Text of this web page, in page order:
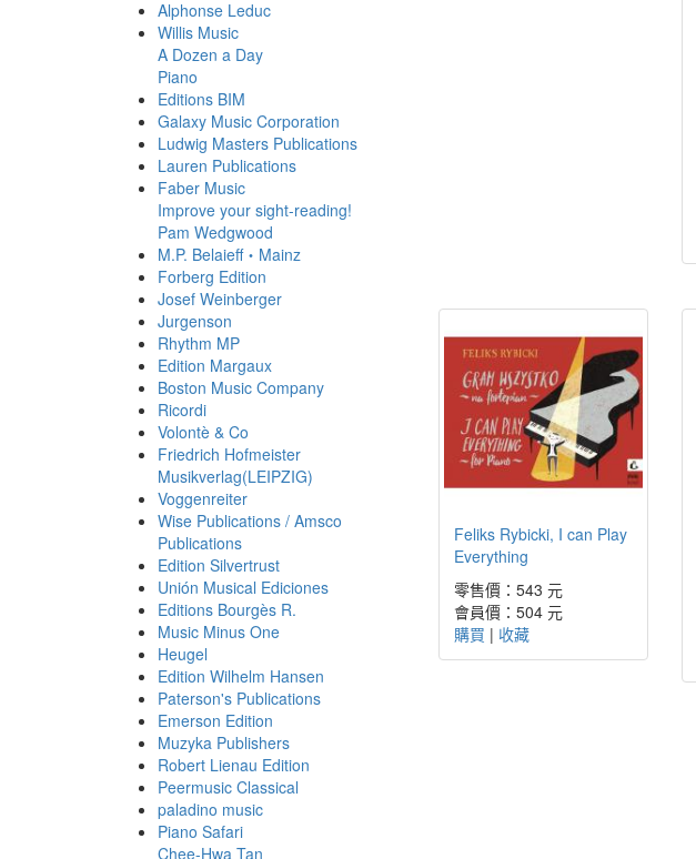
Alphonse Leduc
Willis Music
A Dozen a Day
Piano
Editions BIM
Galaxy Music Corporation
Ludwig Masters Publications
Lauren Publications
Faber Music
Improve your sight-reading!
Pam Wedgwood
M.P. Belaieff・Mainz
Forberg Edition
Josef Weinberger
Jurgenson
Rhythm MP
Edition Margaux
Boston Music Company
Ricordi
Volontè & Co
Friedrich Hofmeister
Musikverlag(LEIPZIG)
Voggenreiter
Wise Publications / Amsco
Publications
Edition Silvertrust
Unión Musical Ediciones
Editions Bourgès R.
Music Minus One
Heugel
Edition Wilhelm Hansen
Paterson's Publications
Emerson Edition
Muzyka Publishers
Robert Lienau Edition
Peermusic Classical
paladino music
Piano Safari
Chee-Hwa Tan
Feliks Rybicki, I can Play
Everything
零售價：543 元
會員價：504 元
購買 | 收藏